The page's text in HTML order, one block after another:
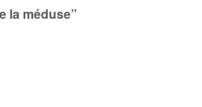
la méduse”